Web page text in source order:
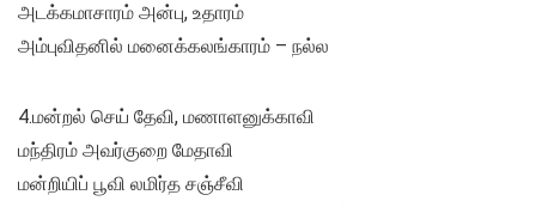
அடக்கமாசாரம் அன்பு, உதாரம்
அம்புவிதனில் மனைக்கலங்காரம் – நல்ல
4.மன்றல் செய் தேவி, மணாளனுக்காவி
மந்திரம் அவர்குறை மேதாவி
மன்றியிப் பூவி லமிர்த சஞ்சீவி